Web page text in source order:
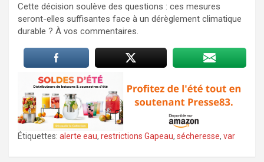
Cette décision soulève des questions : ces mesures
seront-elles suffisantes face à un dérèglement climatique
durable ? À vos commentaires.
Étiquettes: alerte eau, restrictions Gapeau, sécheresse, var